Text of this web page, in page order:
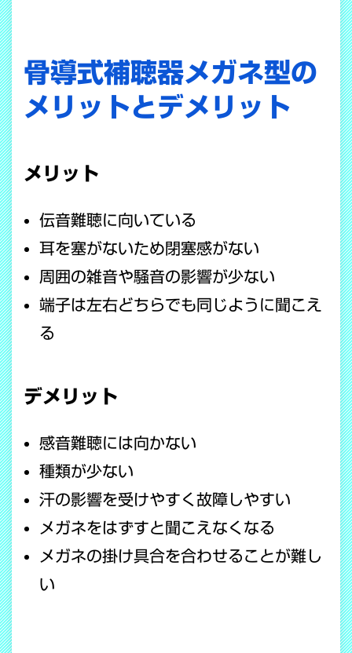
骨導式補聴器メガネ型の
メリットとデメリット
メリット
伝音難聴に向いている
耳を塞がないため閉塞感がない
周囲の雑音や騒音の影響が少ない
端子は左右どちらでも同じように聞こえ
る
デメリット
感音難聴には向かない
種類が少ない
汗の影響を受けやすく故障しやすい
メガネをはずすと聞こえなくなる
メガネの掛け具合を合わせることが難し
い